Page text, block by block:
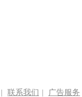
| 联系我们 | 广告服务